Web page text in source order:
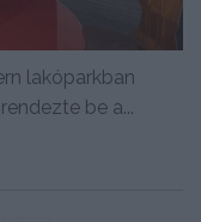
lakóparkban
be a...